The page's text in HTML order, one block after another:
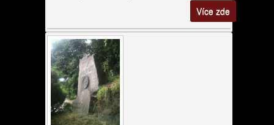
Více zde